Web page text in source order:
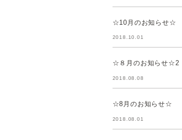
☆10月のお知らせ☆
2018.10.01
☆８月のお知らせ☆2
2018.08.08
☆8月のお知らせ☆
2018.08.01